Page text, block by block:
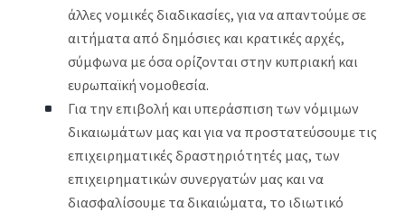
άλλες νομικές διαδικασίες, για να απαντούμε σε
αιτήματα από δημόσιες και κρατικές αρχές,
σύμφωνα με όσα ορίζονται στην κυπριακή και
ευρωπαϊκή νομοθεσία.
Για την επιβολή και υπεράσπιση των νόμιμων
δικαιωμάτων μας και για να προστατεύσουμε τις
επιχειρηματικές δραστηριότητές μας, των
επιχειρηματικών συνεργατών μας και να
διασφαλίσουμε τα δικαιώματα, το ιδιωτικό